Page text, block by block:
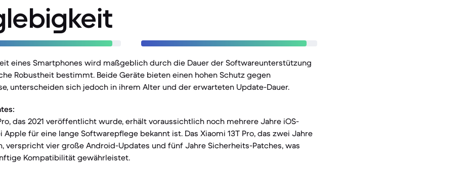
eines Smartphones wird maßgeblich durch die Dauer der Softwareunterstützung
Robustheit bestimmt. Beide Geräte bieten einen hohen Schutz gegen
unterscheiden sich jedoch in ihrem Alter und der erwarteten Update-Dauer.
das 2021 veröffentlicht wurde, erhält voraussichtlich noch mehrere Jahre iOS-
Apple für eine lange Softwarepflege bekannt ist. Das Xiaomi 13T Pro, das zwei Jahre
verspricht vier große Android-Updates und fünf Jahre Sicherheits-Patches, was
Kompatibilität gewährleistet.